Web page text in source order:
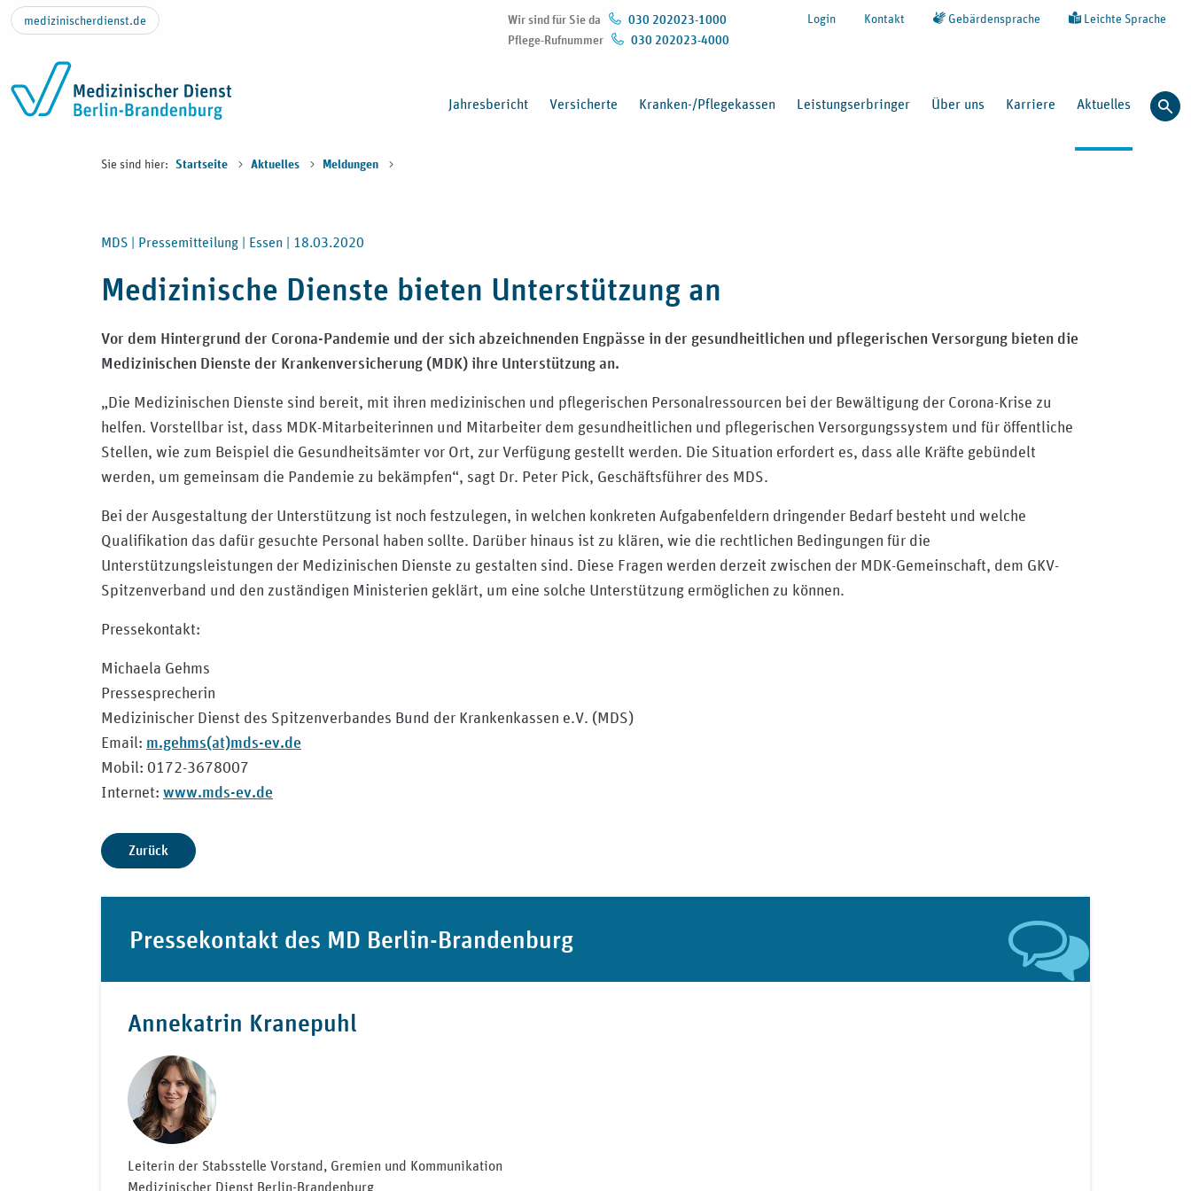
Zum Inhalt springen
medizinischerdienst.de Wir sind für Sie da
030 202023-1000
Pflege-Rufnummer
030 202023-4000
Login Kontakt Gebärdensprache Leichte Sprache
Jahresbericht
(Öffnet in neuem Fenster)
Versicherte Kranken-/Pflegekassen Leistungserbringer Über uns Karriere Aktuelles
Sie sind hier: Startseite Aktuelles Meldungen
MDS | Pressemitteilung | Essen | 18.03.2020
Medizinische Dienste bieten Unterstützung an
Vor dem Hintergrund der Corona-Pandemie und der sich abzeichnenden Engpässe in der gesundheitlichen und pflegerischen Versorgung bieten die
Medizinischen Dienste der Krankenversicherung (MDK) ihre Unterstützung an.
„Die Medizinischen Dienste sind bereit, mit ihren medizinischen und pflegerischen Personalressourcen bei der Bewältigung der Corona-Krise zu
helfen. Vorstellbar ist, dass MDK-Mitarbeiterinnen und Mitarbeiter dem gesundheitlichen und pflegerischen Versorgungssystem und für öffentliche
Stellen, wie zum Beispiel die Gesundheitsämter vor Ort, zur Verfügung gestellt werden. Die Situation erfordert es, dass alle Kräfte gebündelt
werden, um gemeinsam die Pandemie zu bekämpfen“, sagt Dr. Peter Pick, Geschäftsführer des MDS.
Bei der Ausgestaltung der Unterstützung ist noch festzulegen, in welchen konkreten Aufgabenfeldern dringender Bedarf besteht und welche
Qualifikation das dafür gesuchte Personal haben sollte. Darüber hinaus ist zu klären, wie die rechtlichen Bedingungen für die
Unterstützungsleistungen der Medizinischen Dienste zu gestalten sind. Diese Fragen werden derzeit zwischen der MDK-Gemeinschaft, dem GKV-
Spitzenverband und den zuständigen Ministerien geklärt, um eine solche Unterstützung ermöglichen zu können.
Pressekontakt:
Michaela Gehms
Pressesprecherin
Medizinischer Dienst des Spitzenverbandes Bund der Krankenkassen e.V. (MDS)
Email: m.gehms(at)mds-ev.de
Mobil: 0172-3678007
Internet: www.mds-ev.de
Zurück
Pressekontakt des MD Berlin-Brandenburg
Annekatrin Kranepuhl
Leiterin der Stabsstelle Vorstand, Gremien und Kommunikation
Medizinischer Dienst Berlin-Brandenburg